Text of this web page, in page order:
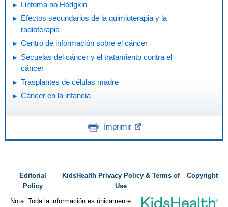
Linfoma no Hodgkin
Efectos secundarios de la quimioterapia y la
radioterapia
Centro de información sobre el cáncer
Secuelas del cáncer y el tratamiento contra el
cáncer
Trasplantes de células madre
Cáncer en la infancia
Imprimir
Editorial
Policy
KidsHealth Privacy Policy & Terms of
Use
Copyright
Nota: Toda la información es únicamente